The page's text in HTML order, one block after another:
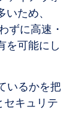
ため、
ずに高速・
を可能にし
いるかを把
セキュリテ